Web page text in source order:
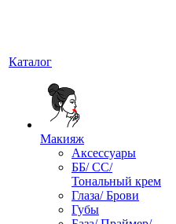
Каталог
Макияж
Аксессуары
ББ/ СС/
Тональный крем
Глаза/ Брови
Губы